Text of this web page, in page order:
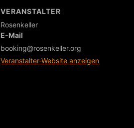
VERANSTALTER
Rosenkeller
E-Mail
booking@rosenkeller.org
Veranstalter-Website anzeigen